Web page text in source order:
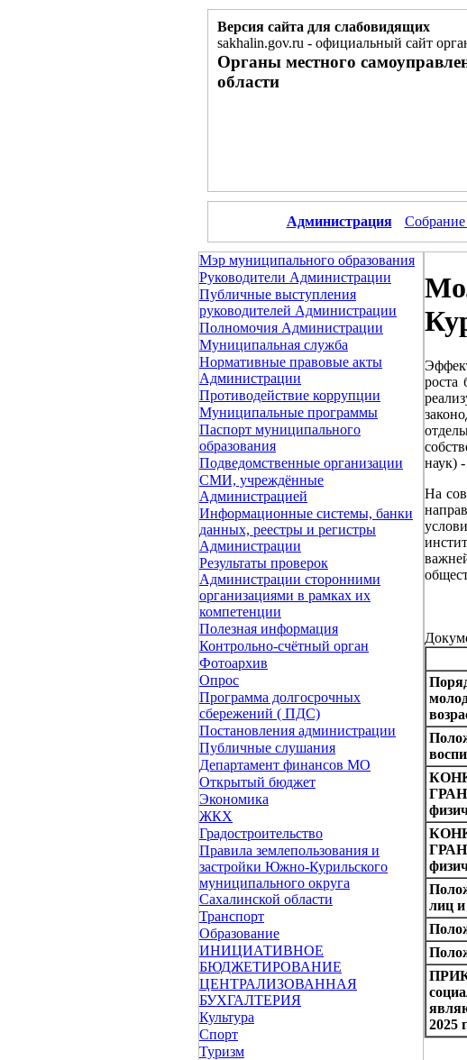
Версия сайта для слабовидящих
sakhalin.gov.ru - официальный сайт
Органы местного
области
Администрация Собрание
Мэр муниципального образования
Руководители Администрации
Публичные выступления
руководителей Администрации
Полномочия Администрации
Муниципальная служба
Нормативные правовые акты
Администрации
Противодействие коррупции
Муниципальные программы
Паспорт муниципального
образования
Подведомственные организации
СМИ, учреждённые
Администрацией
Информационные системы, банки
данных, реестры и регистры
Администрации
Результаты проверок
Администрации сторонними
организациями в рамках их
компетенции
Полезная информация
Контрольно-счётный орган
Фотоархив
Опрос
Программа долгосрочных
сбережений ( ПДС)
Постановления администрации
Публичные слушания
Департамент финансов МО
Открытый бюджет
Экономика
ЖКХ
Градостроительство
Правила землепользования и
застройки Южно-Курильского
муниципального округа
Сахалинской области
Транспорт
Образование
ИНИЦИАТИВНОЕ
БЮДЖЕТИРОВАНИЕ
ЦЕНТРАЛИЗОВАННАЯ
БУХГАЛТЕРИЯ
Культура
Спорт
Туризм
роста
наук)
На
лиц
2025